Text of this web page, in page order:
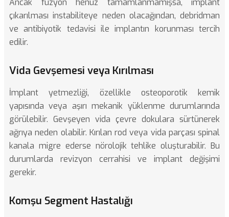
Ancak füzyon henüz tamamlanmamışsa, implant
çıkarılması instabiliteye neden olacağından, debridman
ve antibiyotik tedavisi ile implantın korunması tercih
edilir.
Vida Gevşemesi veya Kırılması
İmplant yetmezliği, özellikle osteoporotik kemik
yapısında veya aşırı mekanik yüklenme durumlarında
görülebilir. Gevşeyen vida çevre dokulara sürtünerek
ağrıya neden olabilir. Kırılan rod veya vida parçası spinal
kanala migre ederse nörolojik tehlike oluşturabilir. Bu
durumlarda revizyon cerrahisi ve implant değişimi
gerekir.
Komşu Segment Hastalığı